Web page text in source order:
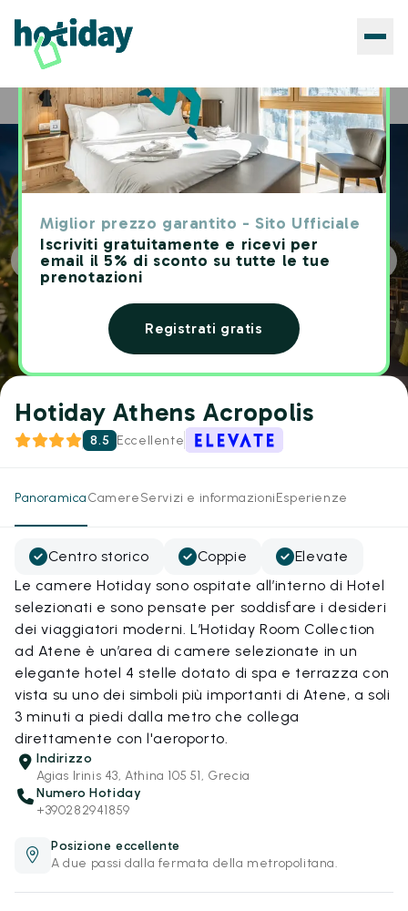
Miglior prezzo garantito - Sito Ufficiale
Iscriviti gratuitamente e ricevi per
email il 5% di sconto su tutte le tue
prenotazioni
Registrati gratis
Home Hotels Hotiday Athens Acropolis
Hotiday Athens Acropolis
8.5 Eccellente
PanoramicaCamereServizi e informazioniEsperienze
Centro storico Coppie
Elevate
Le camere Hotiday sono ospitate all’interno di Hotel
selezionati e sono pensate per soddisfare i desideri
dei viaggiatori moderni. L’Hotiday Room Collection
ad Atene è un’area di camere selezionate in un
elegante hotel 4 stelle dotato di spa e terrazza con
vista su uno dei simboli più importanti di Atene, a soli
3 minuti a piedi dalla metro che collega
direttamente con l'aeroporto.
Indirizzo
Agias Irinis 43, Athina 105 51, Grecia
Numero Hotiday
+390282941859
Posizione eccellente
A due passi dalla fermata della metropolitana.